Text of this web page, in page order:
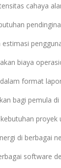
cahaya
biaya
format
bagi pemula
proyek
di berbagai
software